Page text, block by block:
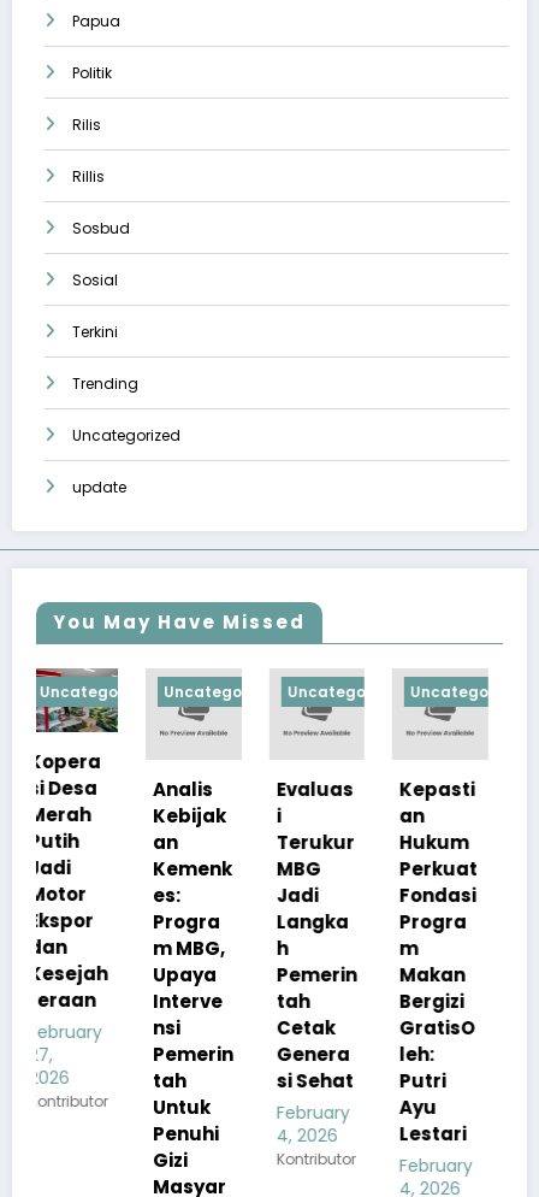
Papua
Politik
Rilis
Rillis
Sosbud
Sosial
Terkini
Trending
Uncategorized
update
You May Have Missed
Uncategorized
Analis
Kebijak
an
Kemenk
es:
Progra
m MBG,
Upaya
Interve
nsi
Pemerin
tah
Untuk
Uncategorized
Evaluas
i
Terukur
MBG
Jadi
Langka
h
Pemerin
tah
Cetak
Genera
si Sehat
February
4, 2026
Kontributor
Uncategorized
Kepasti
Hukum
Perkuat
Fondasi
Progra
Makan
Bergizi
GratisO
leh:
Putri
Ayu
Lestari
February
Apresia
si
Pemerin
tah
Pastika
n
s Menu
MBG
Tetap
Sesuai
Standar
Gizi
February
4, 2026
Kontributor